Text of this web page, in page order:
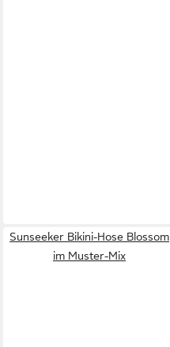
Sunseeker Bikini-Hose Blossom
im Muster-Mix